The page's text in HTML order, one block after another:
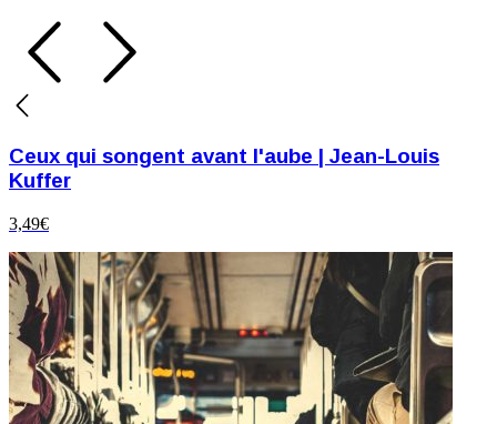
Ceux qui songent avant l'aube | Jean-Louis
Kuffer
3,49€